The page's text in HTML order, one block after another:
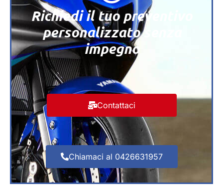
Richiedi il tuo preventivo
personalizzato senza
impegno
Contattaci
Chiamaci al 0426631957